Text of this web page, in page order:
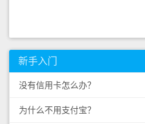
新手入门
没有信用卡怎么办？
为什么不用支付宝？